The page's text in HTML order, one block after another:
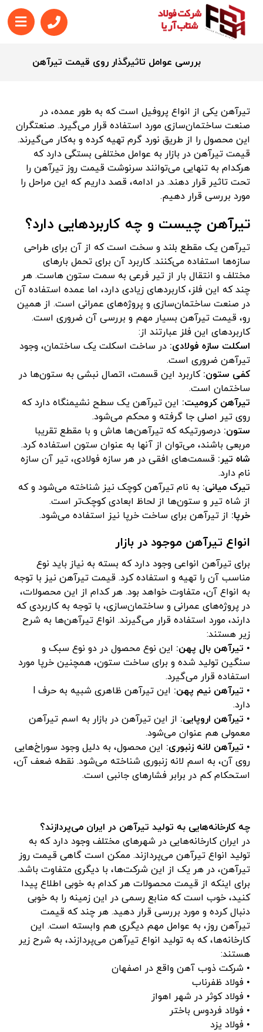
بررسی عوامل تاثیرگذار روی قیمت تیرآهن
تیرآهن یکی از انواع پروفیل است که به طور عمده، در
صنعت ساختمان‌سازی مورد استفاده قرار می‌گیرد. صنعتگران
این محصول را از طریق نورد گرم تهیه کرده و به‌کار می‌گیرند.
قیمت تیرآهن در بازار به عوامل مختلفی بستگی دارد که
هرکدام به تنهایی می‌توانند سرنوشت قیمت روز تیرآهن را
تحت تاثیر قرار دهند. در ادامه، قصد داریم که این مراحل را
مورد بررسی قرار دهیم.
تیرآهن چیست و چه کاربردهایی دارد؟
تیرآهن یک مقطع بلند و سخت است که از آن برای طراحی
سازه‌ها استفاده می‌کنند. کاربرد آن برای تحمل بارهای
مختلف و انتقال بار از تیر فرعی به سمت ستون هاست. هر
چند که این فلز، کاربردهای زیادی دارد، اما عمده استفاده آن
در صنعت ساختمان‌سازی و پروژه‌های عمرانی است. از همین
رو، قیمت تیرآهن بسیار مهم و بررسی آن ضروری است.
کاربردهای این فلز عبارتند از:
اسکلت سازه فولادی: در ساخت اسکلت یک ساختمان، وجود
تیرآهن ضروری است.
کفی ستون: کاربرد این قسمت، اتصال نبشی به ستون‌ها در
ساختمان است.
تیرآهن کرومیت: این تیرآهن یک سطح نشیمنگاه دارد که
روی تیر اصلی جا گرفته و محکم می‌شود.
ستون: درصورتیکه که تیرآهن‌ها هاش و با مقطع تقریبا
مربعی باشند، می‌توان از آنها به عنوان ستون استفاده کرد.
شاه تیر: قسمت‌های افقی در هر سازه فولادی، تیر آن سازه
نام دارد.
تیرک میانی: به نام تیرآهن کوچک نیز شناخته می‌شود و که
از شاه تیر و ستون‌ها از لحاظ ابعادی کوچک‌تر است.
خرپا: از تیرآهن برای ساخت خرپا نیز استفاده می‌شود.
انواع تیرآهن موجود در بازار
برای تیرآهن انواعی وجود دارد که بسته به نیاز باید نوع
مناسب آن را تهیه و استفاده کرد. قیمت تیرآهن نیز با توجه
به انواع آن، متفاوت خواهد بود. هر کدام از این محصولات،
در پروژه‌های عمرانی و ساختمان‌سازی، با توجه به کاربردی که
دارند، مورد استفاده قرار می‌گیرند. انواع تیرآهن‌ها به شرح
زیر هستند:
• تیرآهن بال پهن: این نوع محصول در دو نوع سبک و
سنگین تولید شده و برای ساخت ستون، همچنین خرپا مورد
استفاده قرار می‌گیرد.
• تیرآهن نیم پهن:
این تیرآهن ظاهری شبیه به حرف l
دارد.
• تیرآهن اروپایی: از این تیرآهن در بازار به اسم تیرآهن
معمولی هم عنوان می‌شود.
• تیرآهن لانه زنبوری: این محصول، به دلیل وجود سوراخ‌هایی
روی آن، به اسم لانه زنبوری شناخته می‌شود. نقطه ضعف آن،
استحکام کم در برابر فشارهای جانبی است.
چه کارخانه‌هایی به تولید تیرآهن در ایران می‌پردازند؟
در ایران کارخانه‌هایی در شهرهای مختلف وجود دارد که به
تولید انواع تیرآهن می‌پردازند. ممکن است گاهی قیمت روز
تیرآهن، در هر یک از این شرکت‌ها، با دیگری متفاوت باشد.
برای اینکه از قیمت محصولات هر کدام به خوبی اطلاع پیدا
کنید، خوب است که منابع رسمی در این زمینه را به خوبی
دنبال کرده و مورد بررسی قرار دهید. هر چند که قیمت
تیرآهن روز، به عوامل مهم دیگری هم وابسته است. این
کارخانه‌ها، که به تولید انواع تیرآهن می‌پردازند، به شرح زیر
هستند:
• شرکت ذوب آهن واقع در اصفهان
• فولاد ظفرناب
• فولاد کوثر در شهر اهواز
• فولاد فردوس باختر
• فولاد یزد